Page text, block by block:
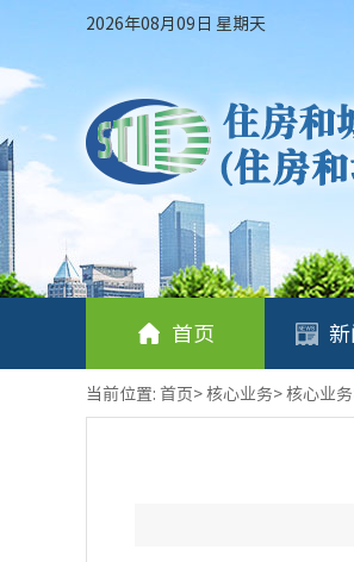
2026年08月09日 星期天
首页
当前位置: 首页>核心业务>核心业务